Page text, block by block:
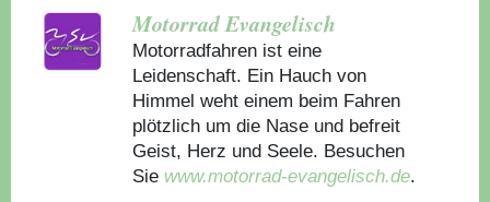
Motorrad Evangelisch
Motorradfahren ist eine
Leidenschaft. Ein Hauch von
Himmel weht einem beim Fahren
plötzlich um die Nase und befreit
Geist, Herz und Seele. Besuchen
Sie www.motorrad-evangelisch.de.